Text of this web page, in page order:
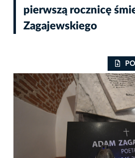
pierwszą rocznicę
Zagajewskiego